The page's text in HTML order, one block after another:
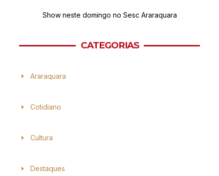
Show neste domingo no Sesc Araraquara
CATEGORIAS
Araraquara
Cotidiano
Cultura
Destaques